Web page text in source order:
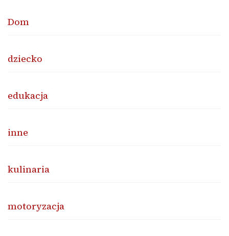
Dom
dziecko
edukacja
inne
kulinaria
motoryzacja